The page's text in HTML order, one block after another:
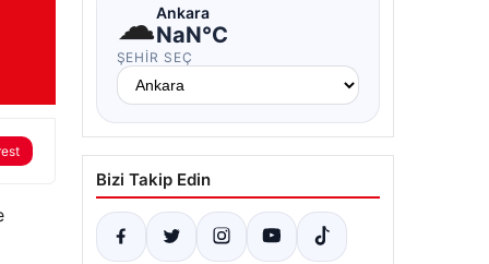
☁Ankara
NaN°C
ŞEHIR SEÇ
Bizi Takip Edin